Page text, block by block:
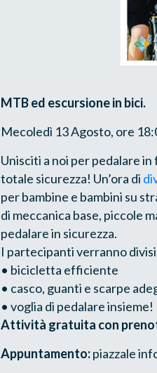
MTB ed escursione in bici.
Mecoledì 13 Agosto, ore
Unisciti a noi per pedalare
totale sicurezza! Un’ora di
per bambine e bambini su
di meccanica base, piccole
pedalare in sicurezza.
I partecipanti verranno
• bicicletta efficiente
• casco, guanti e scarpe
• voglia di pedalare insieme!
Attività gratuita con
Appuntamento:piazzale